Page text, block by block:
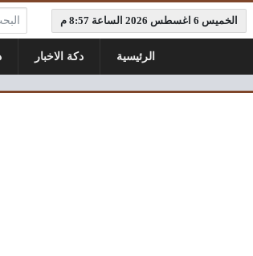
الخميس 6 اغسطس 2026 الساعة 8:57 م البحث:
الرئيسية دكة الاخبار